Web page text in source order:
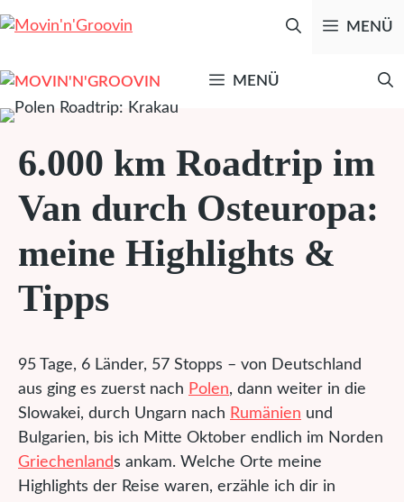
Zum
Inhalt
MENÜ
MENÜ
6.000 km Roadtrip im
Van durch Osteuropa:
meine Highlights &
Tipps
95 Tage, 6 Länder, 57 Stopps – von Deutschland
aus ging es zuerst nach Polen, dann weiter in die
Slowakei, durch Ungarn nach Rumänien und
Bulgarien, bis ich Mitte Oktober endlich im Norden
Griechenlands ankam. Welche Orte meine
Highlights der Reise waren, erzähle ich dir in